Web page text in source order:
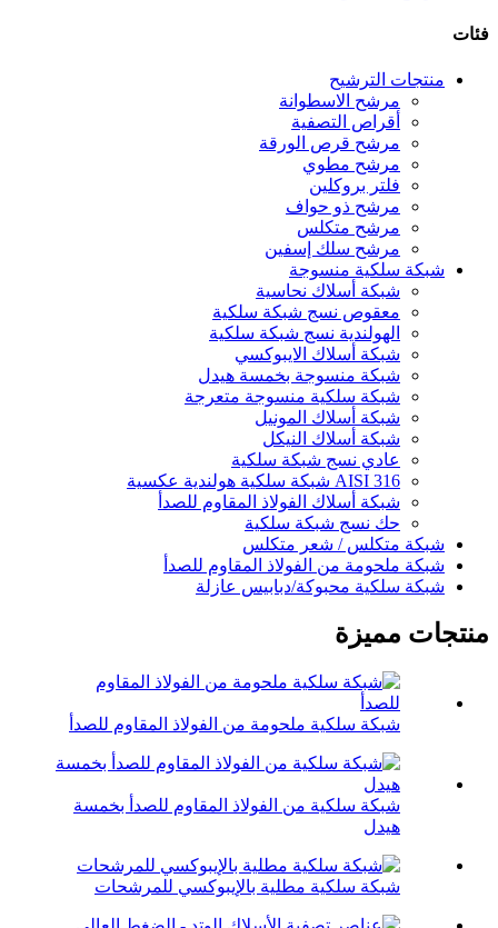
فئات
منتجات الترشيح
مرشح الاسطوانة
أقراص التصفية
مرشح قرص الورقة
مرشح مطوي
فلتر بروكلين
مرشح ذو حواف
مرشح متكلس
مرشح سلك إسفين
شبكة سلكية منسوجة
شبكة أسلاك نحاسية
معقوص نسج شبكة سلكية
الهولندية نسج شبكة سلكية
شبكة أسلاك الايبوكسي
شبكة منسوجة بخمسة هيدل
شبكة سلكية منسوجة متعرجة
شبكة أسلاك المونيل
شبكة أسلاك النيكل
عادي نسج شبكة سلكية
AISI 316 شبكة سلكية هولندية عكسية
شبكة أسلاك الفولاذ المقاوم للصدأ
حك نسج شبكة سلكية
شبكة متكلس / شعر متكلس
شبكة ملحومة من الفولاذ المقاوم للصدأ
شبكة سلكية محبوكة/دبابيس عازلة
منتجات مميزة
شبكة سلكية ملحومة من الفولاذ المقاوم للصدأ
شبكة سلكية من الفولاذ المقاوم للصدأ بخمسة
هيدل
شبكة سلكية مطلية بالإيبوكسي للمرشحات